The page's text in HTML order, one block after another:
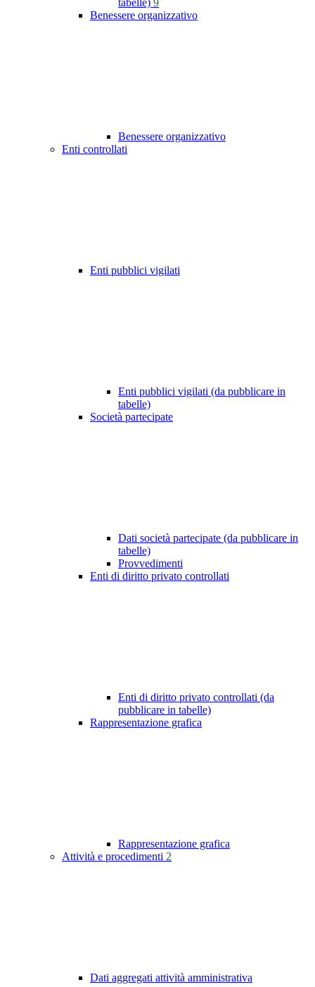
tabelle) 9
Benessere organizzativo
Benessere organizzativo
Enti controllati
Enti pubblici vigilati
Enti pubblici vigilati (da pubblicare in
tabelle)
Società partecipate
Dati società partecipate (da pubblicare in
tabelle)
Provvedimenti
Enti di diritto privato controllati
Enti di diritto privato controllati (da
pubblicare in tabelle)
Rappresentazione grafica
Rappresentazione grafica
Attività e procedimenti 2
Dati aggregati attività amministrativa